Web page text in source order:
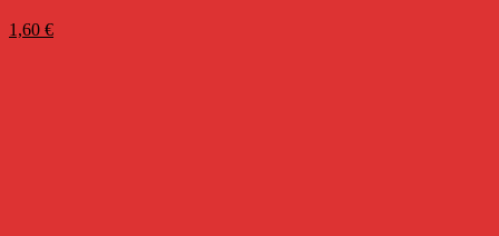
1,60 €